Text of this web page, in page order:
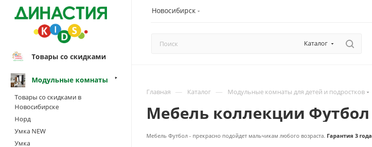
Новосибирск
Каталог
Товары со скидками
Модульные комнаты
Товары со скидками в
Новосибирске
Норд
Умка NEW
Умка
Главная — Каталог — Модульные комнаты для детей и подростков
Мебель коллекции Футбол
Мебель Футбол - прекрасно подойдет мальчикам любого возраста. Гарантия 3